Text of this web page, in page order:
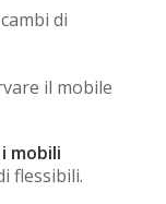
di
il mobile
mobili
flessibili.